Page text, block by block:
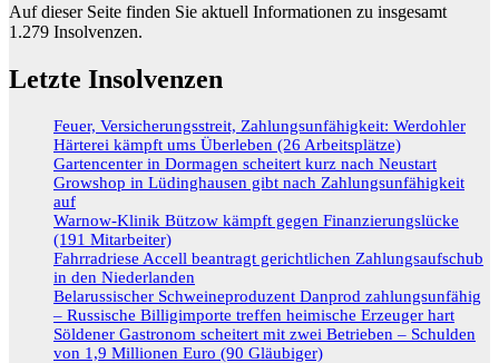
Auf dieser Seite finden Sie aktuell Informationen zu insgesamt
1.279 Insolvenzen.
Letzte Insolvenzen
Feuer, Versicherungsstreit, Zahlungsunfähigkeit: Werdohler
Härterei kämpft ums Überleben (26 Arbeitsplätze)
Gartencenter in Dormagen scheitert kurz nach Neustart
Growshop in Lüdinghausen gibt nach Zahlungsunfähigkeit
auf
Warnow-Klinik Bützow kämpft gegen Finanzierungslücke
(191 Mitarbeiter)
Fahrradriese Accell beantragt gerichtlichen Zahlungsaufschub
in den Niederlanden
Belarussischer Schweineproduzent Danprod zahlungsunfähig
– Russische Billigimporte treffen heimische Erzeuger hart
Söldener Gastronom scheitert mit zwei Betrieben – Schulden
von 1,9 Millionen Euro (90 Gläubiger)